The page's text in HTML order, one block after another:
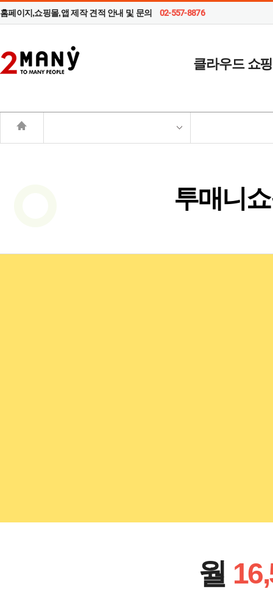
홈페이지,쇼핑몰,앱 제작 견적 안내 및 문의 02-557-8876
클라우드 쇼
투매니
월